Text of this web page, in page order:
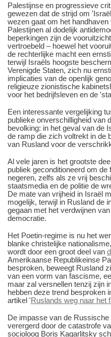
Palestijnse en progressieve
gewezen dat de strijd om
wezen gaat om het handhaven
Palestijnen al dodelijk
beperkingen zijn de
vertroebeld ‒ hoewel het
de rechterlijke macht een
terwijl Israëls hoogste
Verenigde Staten, zich nu
implicaties van de openlijk
religieuze zionistische
voor het bedrijfsleven en de
Een interessante vergelijking
publieke onverschilligheid van
bevolking: in het geval van de
de ramp die zich voltrekt in de
van Rusland voor de
Al vele jaren is het grootste
publiek geconditioneerd om de
negeren, zelfs als ze vrij
staatsmedia en de politie de
De mate van vrijheid in Israël
mogelijk, terwijl in Rusland de
gegaan met het verdwijnen
democratie.
Het Poetin-regime is nu het
blanke christelijke
wordt door een groot deel van
Amerikaanse Republikeinse
besproken, beweegt Rusland
van een vorm van fascisme,
maar zal versnellen tenzij zijn
hebben deze trend besproken
artikel 'Ruslands weg naar het
De impasse van de
verergerd door de catastrofe
socioloog Boris Kagarlitsky